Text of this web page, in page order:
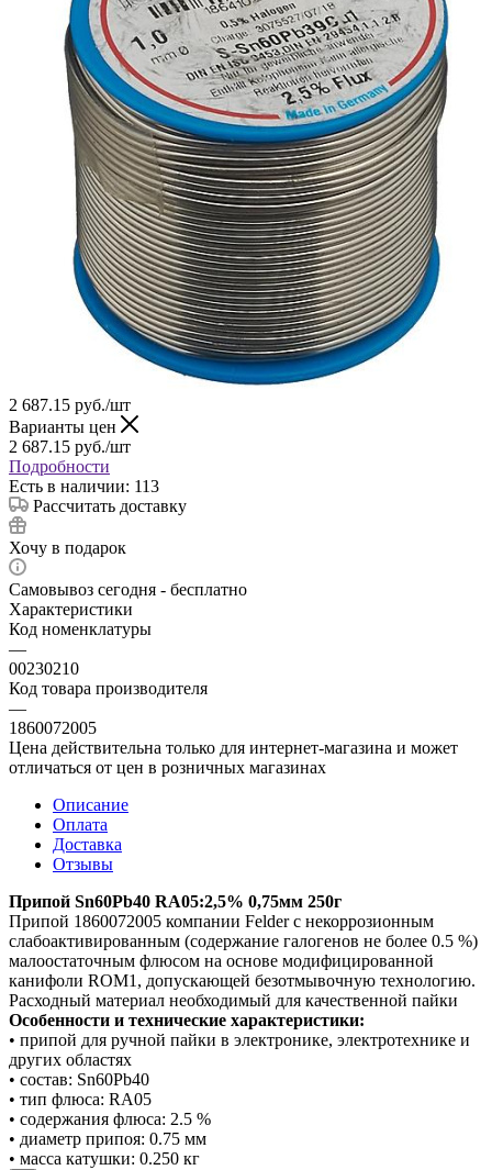
2 687.15 руб./шт
Варианты цен
2 687.15 руб./шт
Подробности
Есть в наличии: 113
Рассчитать доставку
Хочу в подарок
Самовывоз сегодня - бесплатно
Характеристики
Код номенклатуры
—
00230210
Код товара производителя
—
1860072005
Цена действительна только для интернет-магазина и может
отличаться от цен в розничных магазинах
Описание
Оплата
Доставка
Отзывы
Припой Sn60Pb40 RA05:2,5% 0,75мм 250г
Припой 1860072005 компании Felder с некоррозионным
слабоактивированным (содержание галогенов не более 0.5 %)
малоостаточным флюсом на основе модифицированной
канифоли ROM1, допускающей безотмывочную технологию.
Расходный материал необходимый для качественной пайки
Особенности и технические характеристики:
• припой для ручной пайки в электронике, электротехнике и
других областях
• состав: Sn60Pb40
• тип флюса: RA05
• содержания флюса: 2.5 %
• диаметр припоя: 0.75 мм
• масса катушки: 0.250 кг